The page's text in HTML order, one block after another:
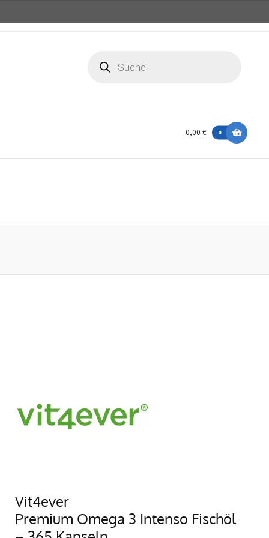
search
0,00 € 0
Vit4ever
Premium Omega 3 Intenso Fischöl